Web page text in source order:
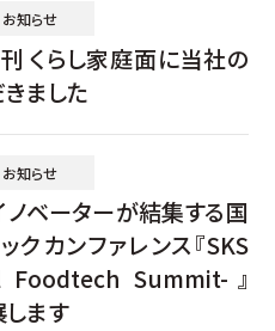
お知らせ
くらし家庭面に当社の
ました
お知らせ
ベーターが結集する国
カンファレンス『SKS
Summit-』
ます